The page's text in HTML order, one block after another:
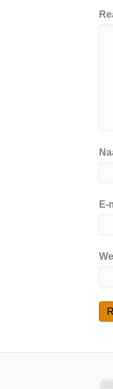
E-